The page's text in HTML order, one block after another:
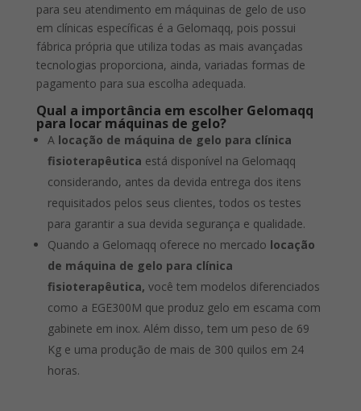
para seu atendimento em máquinas de gelo de uso
em clínicas específicas é a Gelomaqq, pois possui
fábrica própria que utiliza todas as mais avançadas
tecnologias proporciona, ainda, variadas formas de
pagamento para sua escolha adequada.
Qual a importância em escolher Gelomaqq
para locar máquinas de gelo?
A locação de máquina de gelo para clínica
fisioterapêutica está disponível na Gelomaqq
considerando, antes da devida entrega dos itens
requisitados pelos seus clientes, todos os testes
para garantir a sua devida segurança e qualidade.
Quando a Gelomaqq oferece no mercado locação
de máquina de gelo para clínica
fisioterapêutica, você tem modelos diferenciados
como a EGE300M que produz gelo em escama com
gabinete em inox. Além disso, tem um peso de 69
Kg e uma produção de mais de 300 quilos em 24
horas.